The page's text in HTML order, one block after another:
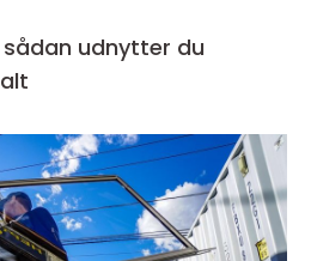
udnytter du